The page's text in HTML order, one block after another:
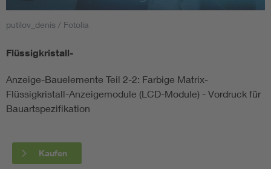
Smart Cities
DKE Fachinformationen im Kontext der Normung
Blitzschutz: DIN EN 62305 in der Übersicht
Cybersecurity in der Industrieautomatisierung
putilov_denis / Fotolia
Flüssigkristall-
Anzeige-Bauelemente Teil 2-2: Farbige Matrix-
Flüssigkristall-Anzeigemodule (LCD-Module) - Vordruck für
Bauartspezifikation
Kaufen